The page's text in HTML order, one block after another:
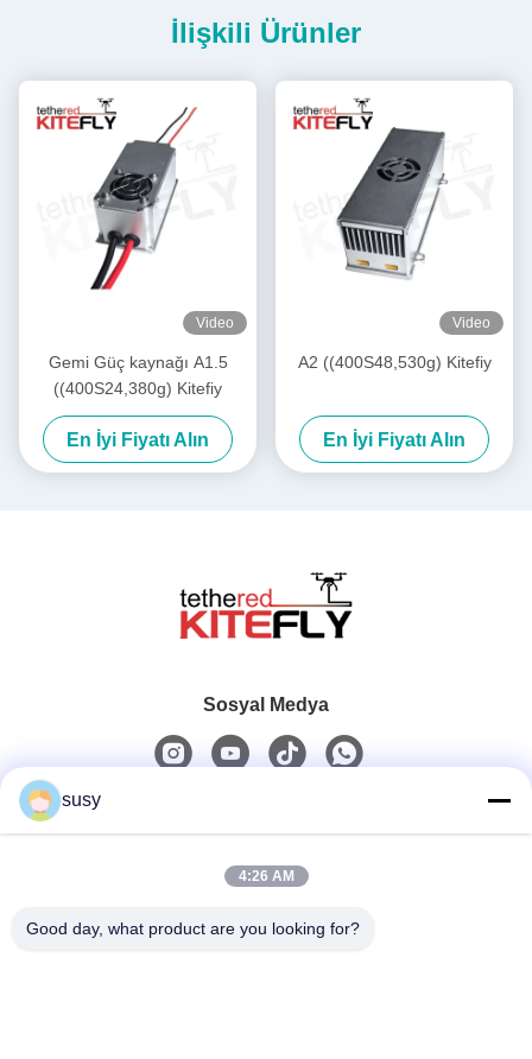
İlişkili Ürünler
Video
Gemi Güç kaynağı A1.5
((400S24,380g) Kitefiy
En İyi Fiyatı Alın
Video
A2 ((400S48,530g) Kitefiy
En İyi Fiyatı Alın
Sosyal Medya
0086-19952400441
susy
4:26 AM
Good day, what product are you looking for?